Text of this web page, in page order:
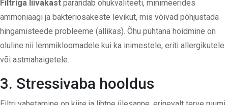
Filtriga liivakast parandab õhukvaliteeti, minimeerides
ammoniaagi ja bakteriosakeste levikut, mis võivad põhjustada
hingamisteede probleeme (allikas). Õhu puhtana hoidmine on
oluline nii lemmikloomadele kui ka inimestele, eriti allergikutele
või astmahaigetele.
3. Stressivaba hooldus